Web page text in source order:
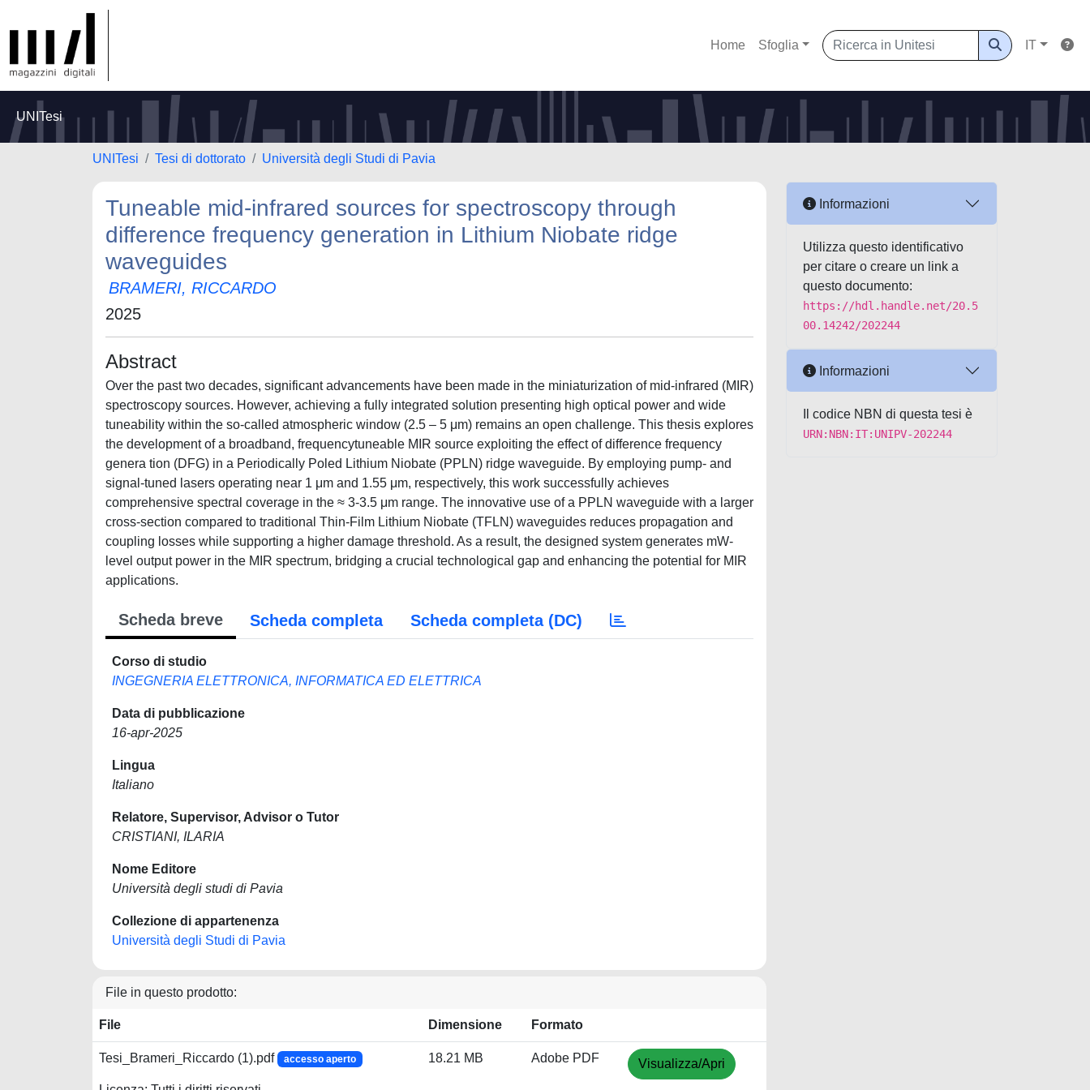
Home Sfoglia IT
UNITesi
UNITesi Tesi di dottorato Università degli Studi di Pavia
Tuneable mid-infrared sources for spectroscopy through
difference frequency generation in Lithium Niobate ridge
waveguides
BRAMERI, RICCARDO
2025
Abstract
Over the past two decades, significant advancements have been made in the miniaturization of mid-infrared (MIR)
spectroscopy sources. However, achieving a fully integrated solution presenting high optical power and wide
tuneability within the so-called atmospheric window (2.5 – 5 μm) remains an open challenge. This thesis explores
the development of a broadband, frequencytuneable MIR source exploiting the effect of difference frequency
genera tion (DFG) in a Periodically Poled Lithium Niobate (PPLN) ridge waveguide. By employing pump- and
signal-tuned lasers operating near 1 μm and 1.55 μm, respectively, this work successfully achieves
comprehensive spectral coverage in the ≈ 3-3.5 μm range. The innovative use of a PPLN waveguide with a larger
cross-section compared to traditional Thin-Film Lithium Niobate (TFLN) waveguides reduces propagation and
coupling losses while supporting a higher damage threshold. As a result, the designed system generates mW-
level output power in the MIR spectrum, bridging a crucial technological gap and enhancing the potential for MIR
applications.
Scheda breve Scheda completa Scheda completa (DC)
Corso di studio
INGEGNERIA ELETTRONICA, INFORMATICA ED ELETTRICA
Data di pubblicazione
16-apr-2025
Lingua
Italiano
Relatore, Supervisor, Advisor o Tutor
CRISTIANI, ILARIA
Nome Editore
Università degli studi di Pavia
Collezione di appartenenza
Università degli Studi di Pavia
File in questo prodotto:
File Dimensione Formato
Tesi_Brameri_Riccardo (1).pdf accesso aperto 18.21 MB Adobe PDF Visualizza/Apri
Informazioni
Utilizza questo identificativo
per citare o creare un link a
questo documento:
https://hdl.handle.net/20.5
00.14242/202244
Informazioni
Il codice NBN di questa tesi è
URN:NBN:IT:UNIPV-202244